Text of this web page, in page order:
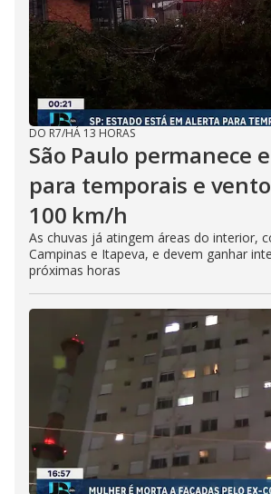
DO R7/HÁ 13 HORAS
São Paulo permanece
para temporais e
100 km/h
As chuvas já atingem áreas do interior,
Campinas e Itapeva, e devem ganhar
próximas horas